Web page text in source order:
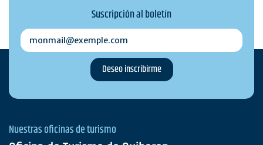
Suscripción al boletín
monmail@exemple.com
Nuestras oficinas de turismo